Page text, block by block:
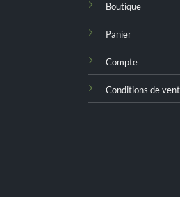
Boutique
Panier
Compte
Conditions de